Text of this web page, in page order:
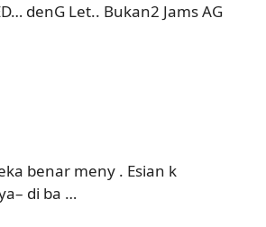
denG Let.. Bukan2 Jams AG
benar meny . Esian k
di ba …